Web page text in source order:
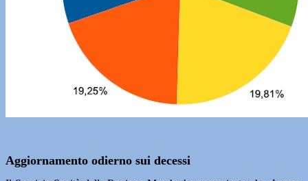
Aggiornamento odierno sui decessi